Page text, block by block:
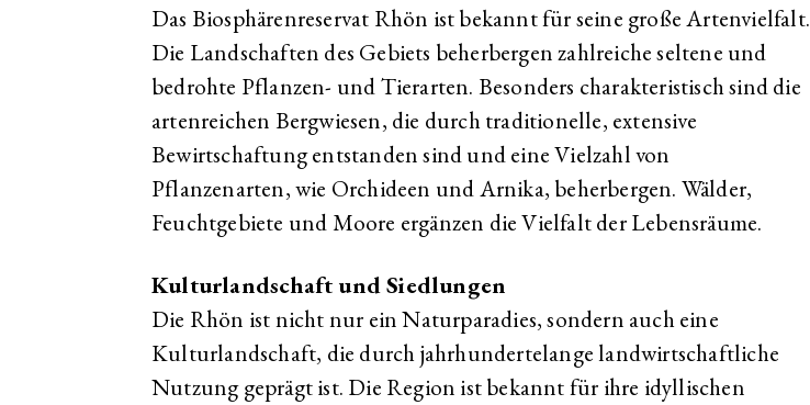
Das Biosphärenreservat Rhön ist bekannt für seine große Artenvielfalt.
Die Landschaften des Gebiets beherbergen zahlreiche seltene und
bedrohte Pflanzen- und Tierarten. Besonders charakteristisch sind die
artenreichen Bergwiesen, die durch traditionelle, extensive
Bewirtschaftung entstanden sind und eine Vielzahl von
Pflanzenarten, wie Orchideen und Arnika, beherbergen. Wälder,
Feuchtgebiete und Moore ergänzen die Vielfalt der Lebensräume.
Kulturlandschaft und Siedlungen
Die Rhön ist nicht nur ein Naturparadies, sondern auch eine
Kulturlandschaft, die durch jahrhundertelange landwirtschaftliche
Nutzung geprägt ist. Die Region ist bekannt für ihre idyllischen